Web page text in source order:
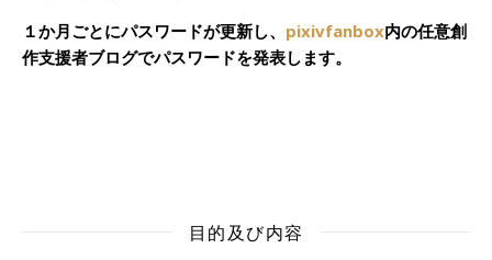
１か月ごとにパスワードが更新し、 pixivfanbox内の任意創
作支援者ブログでパスワードを発表します。
目的及び内容